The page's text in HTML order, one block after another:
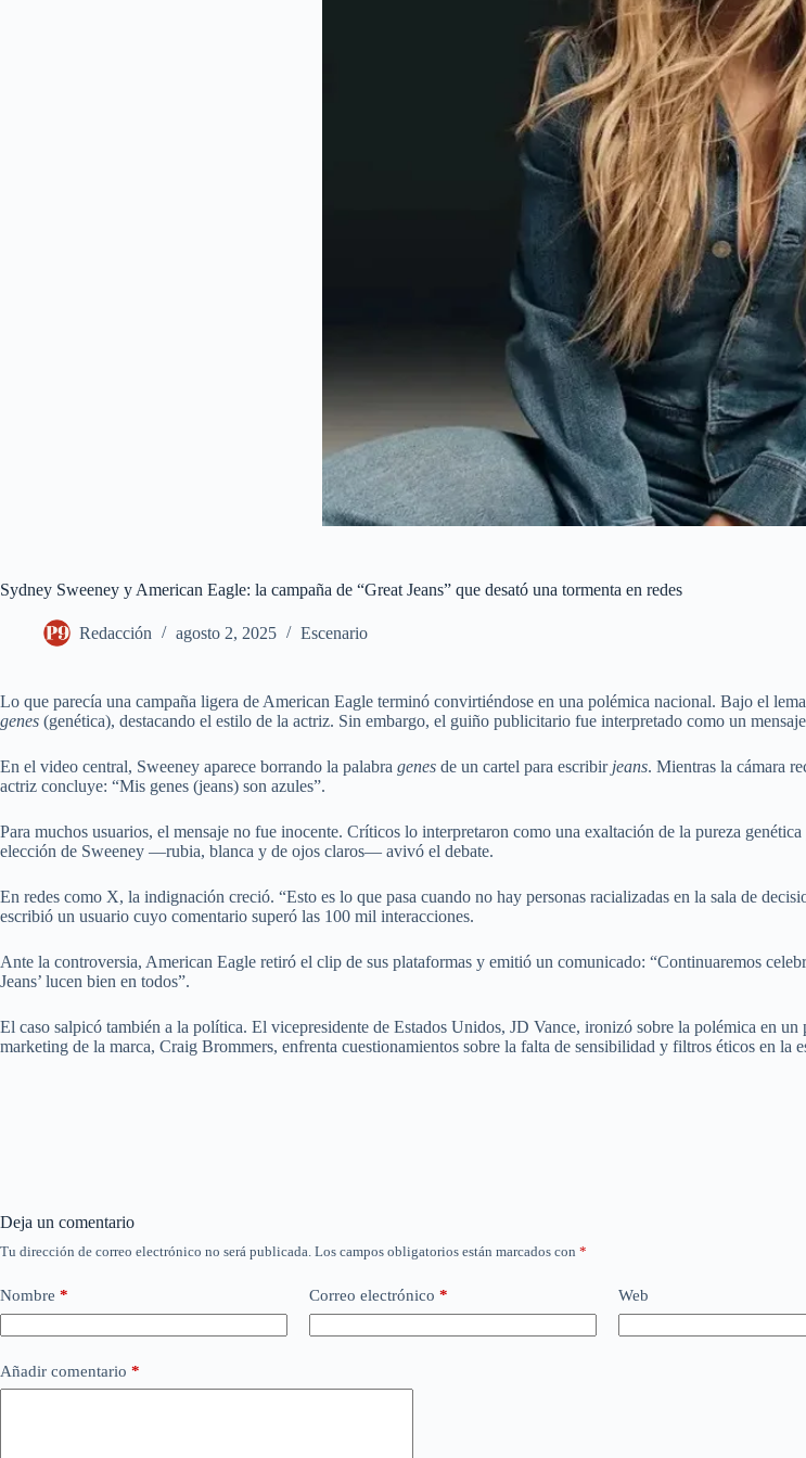
Sydney Sweeney y American Eagle: la campaña de “Great Jeans” que desató una tormenta en redes
Redacción agosto 2, 2025 Escenario
Lo que parecía una campaña ligera de American Eagle terminó convirtiéndose en una polémica nacional. Bajo el lema
genes (genética), destacando el estilo de la actriz. Sin embargo, el guiño publicitario fue interpretado como un
En el video central, Sweeney aparece borrando la palabra genes de un cartel para escribir jeans. Mientras la cámara
actriz concluye: “Mis genes (jeans) son azules”.
Para muchos usuarios, el mensaje no fue inocente. Críticos lo interpretaron como una exaltación de la pureza
elección de Sweeney —rubia, blanca y de ojos claros— avivó el debate.
En redes como X, la indignación creció. “Esto es lo que pasa cuando no hay personas racializadas en la sala de
escribió un usuario cuyo comentario superó las 100 mil interacciones.
Ante la controversia, American Eagle retiró el clip de sus plataformas y emitió un comunicado: “Continuaremos
Jeans’ lucen bien en todos”.
El caso salpicó también a la política. El vicepresidente de Estados Unidos, JD Vance, ironizó sobre la polémica en
marketing de la marca, Craig Brommers, enfrenta cuestionamientos sobre la falta de sensibilidad y filtros éticos en la
Deja un comentario
Tu dirección de correo electrónico no será publicada. Los campos obligatorios están marcados con *
Nombre * Correo electrónico * Web
Añadir comentario *